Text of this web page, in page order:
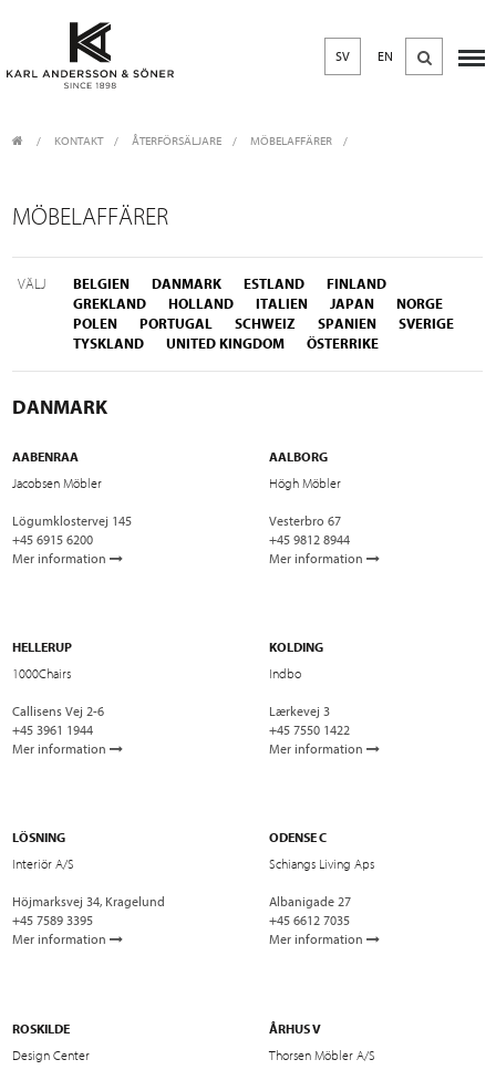
SV EN
KONTAKT / ÅTERFÖRSÄLJARE / MÖBELAFFÄRER
MÖBELAFFÄRER
VÄLJ BELGIEN DANMARK ESTLAND
FINLAND
GREKLAND
HOLLAND ITALIEN JAPAN
NORGE
POLEN
PORTUGAL SCHWEIZ SPANIEN
SVERIGE
TYSKLAND
UNITED KINGDOM ÖSTERRIKE
DANMARK
AABENRAA
Jacobsen Möbler
Lögumklostervej 145
+45 6915 6200
Mer information
AALBORG
Högh Möbler
Vesterbro 67
+45 9812 8944
Mer information
HELLERUP
1000Chairs
Callisens Vej 2-6
+45 3961 1944
Mer information
KOLDING
Indbo
Lærkevej 3
+45 7550 1422
Mer information
LÖSNING
Interiör A/S
Höjmarksvej 34, Kragelund
+45 7589 3395
Mer information
ODENSE C
Schiangs Living Aps
Albanigade 27
+45 6612 7035
Mer information
ROSKILDE
Design Center
ÅRHUS V
Thorsen Möbler A/S